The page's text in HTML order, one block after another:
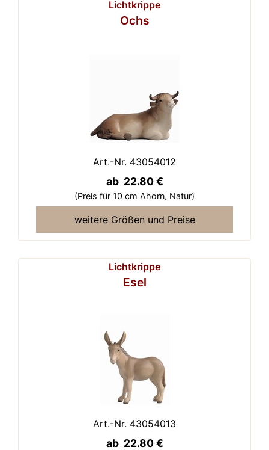
Lichtkrippe
Ochs
Art.-Nr. 43054012
ab 22.80 €
(Preis für 10 cm Ahorn, Natur)
weitere Größen und Preise
Lichtkrippe
Esel
Art.-Nr. 43054013
ab 22.80 €